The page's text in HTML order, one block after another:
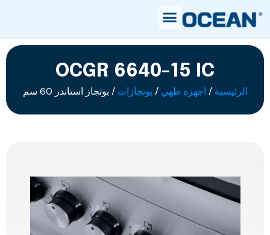
OCGR 6640-15 IC
الرئيسية / اجهزة طهي / بوتجازات / بوتجاز استاندر 60 سم